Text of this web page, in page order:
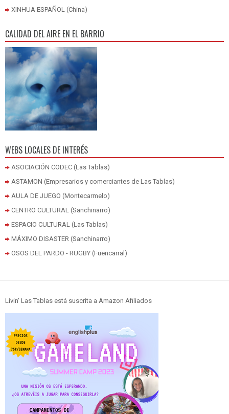
XINHUA ESPAÑOL (China)
CALIDAD DEL AIRE EN EL BARRIO
WEBS LOCALES DE INTERÉS
ASOCIACIÓN CODEC (Las Tablas)
ASTAMON (Empresarios y comerciantes de Las Tablas)
AULA DE JUEGO (Montecarmelo)
CENTRO CULTURAL (Sanchinarro)
ESPACIO CULTURAL (Las Tablas)
MÁXIMO DISASTER (Sanchinarro)
OSOS DEL PARDO - RUGBY (Fuencarral)
Livin' Las Tablas está suscrita a Amazon Afiliados